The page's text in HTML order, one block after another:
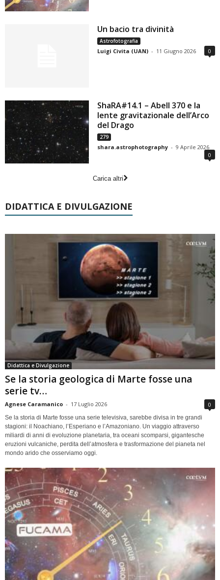
Un bacio tra divinità
Astrofotografia
Luigi Civita (UAN) - 11 Giugno 2026 0
ShaRA#14.1 – Abell 370 e la
lente gravitazionale dell’Arco
del Drago
279
shara.astrophotography - 9 Aprile 2026
0
Carica altri
DIDATTICA E DIVULGAZIONE
Didattica e Divulgazione
Se la storia geologica di Marte fosse una
serie tv…
Agnese Caramanico - 17 Luglio 2026 0
Se la storia di Marte fosse una serie televisiva, sarebbe divisa in tre grandi
stagioni: il Noachiano, l’Esperiano e l’Amazoniano. Un viaggio attraverso
miliardi di anni di evoluzione planetaria, tra oceani scomparsi, gigantesche
eruzioni vulcaniche, perdita dell’atmosfera e trasformazione del pianeta nel
mondo arido che osserviamo oggi.